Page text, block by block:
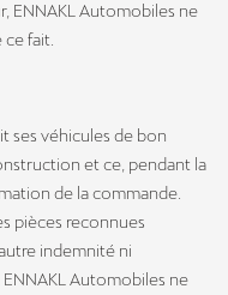
ENNAKL Automobiles ne
fait.
ses véhicules de bon
et ce, pendant la
de la commande.
pièces reconnues
indemnité ni
Automobiles ne